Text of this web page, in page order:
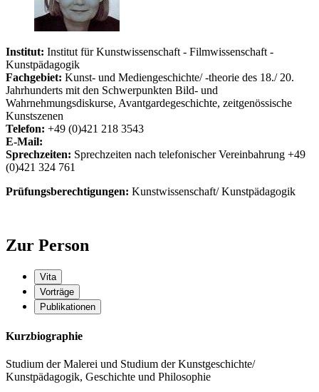
Institut: Institut für Kunstwissenschaft - Filmwissenschaft -
Kunstpädagogik
Fachgebiet: Kunst- und Mediengeschichte/ -theorie des 18./ 20.
Jahrhunderts mit den Schwerpunkten Bild- und
Wahrnehmungsdiskurse, Avantgardegeschichte, zeitgenössische
Kunstszenen
Telefon: +49 (0)421 218 3543
E-Mail:
Sprechzeiten: Sprechzeiten nach telefonischer Vereinbahrung +49
(0)421 324 761
Prüfungsberechtigungen: Kunstwissenschaft/ Kunstpädagogik
Zur Person
Vita
Vorträge
Publikationen
Kurzbiographie
Studium der Malerei und Studium der Kunstgeschichte/
Kunstpädagogik, Geschichte und Philosophie